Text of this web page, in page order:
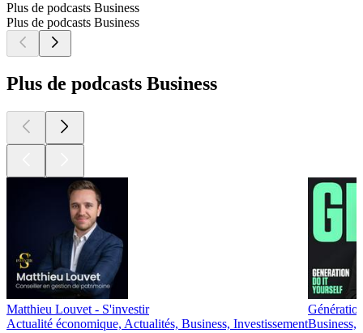
Plus de podcasts Business
Plus de podcasts Business
Plus de podcasts Business
Matthieu Louvet - S'investir
Actualité économique, Actualités, Business, InvestissementBusiness,